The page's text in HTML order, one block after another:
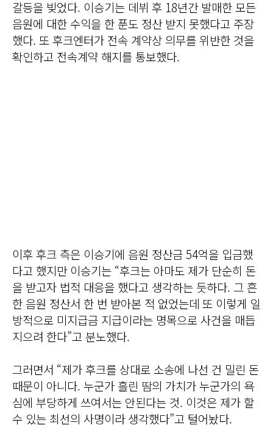
갈등을 빚었다. 이승기는 데뷔 후 18년간 발매한 모든
음원에 대한 수익을 한 푼도 정산 받지 못했다고 주장
했다. 또 후크엔터가 전속 계약상 의무를 위반한 것을
확인하고 전속계약 해지를 통보했다.
이후 후크 측은 이승기에 음원 정산금 54억을 입금했
다고 했지만 이승기는 “후크는 아마도 제가 단순히 돈
을 받고자 법적 대응을 했다고 생각하는 듯하다. 그 흔
한 음원 정산서 한 번 받아본 적 없었는데 또 이렇게 일
방적으로 미지급금 지급이라는 명목으로 사건을 매듭
지으려 한다”고 분노했다.
그러면서 “제가 후크를 상대로 소송에 나선 건 밀린 돈
때문이 아니다. 누군가 흘린 땀의 가치가 누군가의 욕
심에 부당하게 쓰여서는 안된다는 것. 이것은 제가 할
수 있는 최선의 사명이라 생각했다”고 털어놨다.